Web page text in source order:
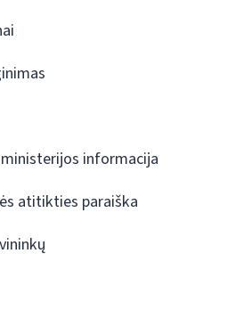
informacija
atitikties paraiška